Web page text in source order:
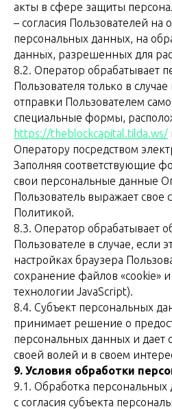
акты в сфере защиты
– согласия Пользователей на
персональных данных, на
данных, разрешенных для
8.2. Оператор обрабатывает
Пользователя только в
отправки Пользователем
специальные формы,
https://theblockcapital.tilda.ws/
Оператору посредством
Заполняя соответствующие
свои персональные данные
Пользователь выражает свое
Политикой.
8.3. Оператор обрабатывает
Пользователе в случае, если
настройках браузера
сохранение файлов «cookie»
технологии JavaScript).
8.4. Субъект персональных
принимает решение о
персональных данных и дает
своей волей и в своем
9. Условия обработки
9.1. Обработка персональных
с согласия субъекта